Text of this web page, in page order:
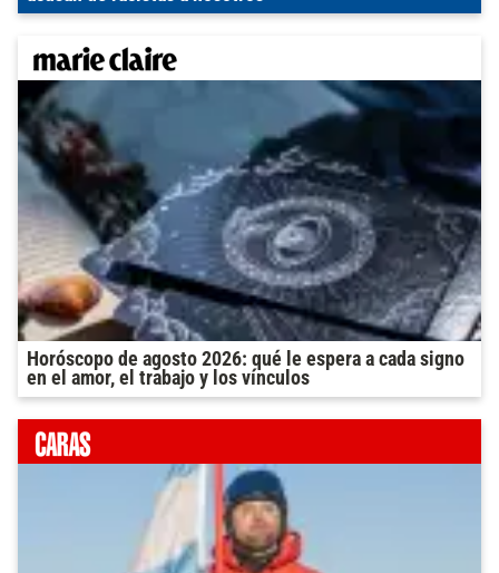
Horóscopo de agosto 2026: qué le espera a cada signo
en el amor, el trabajo y los vínculos